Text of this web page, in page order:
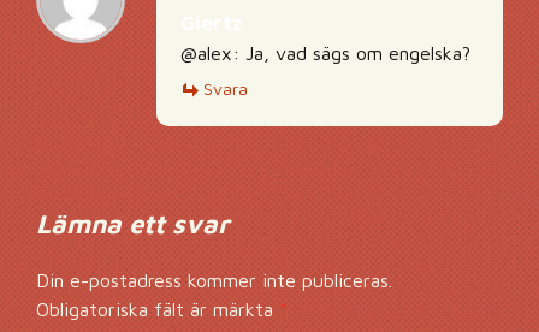
@alex: Ja, vad sägs om engelska?
Svara
Lämna ett svar
Din e-postadress kommer inte publiceras.
Obligatoriska fält är märkta*